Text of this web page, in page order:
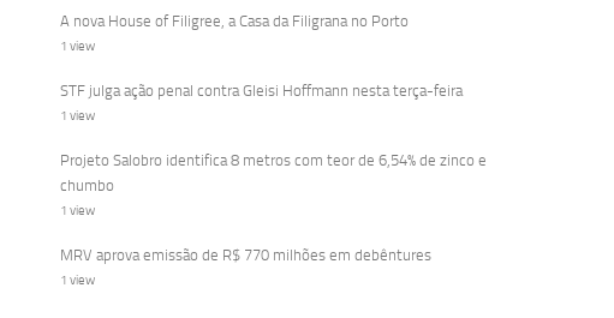
A nova House of Filigree, a Casa da Filigrana no Porto
1 view
STF julga ação penal contra Gleisi Hoffmann nesta terça-feira
1 view
Projeto Salobro identifica 8 metros com teor de 6,54% de zinco e
chumbo
1 view
MRV aprova emissão de R$ 770 milhões em debêntures
1 view